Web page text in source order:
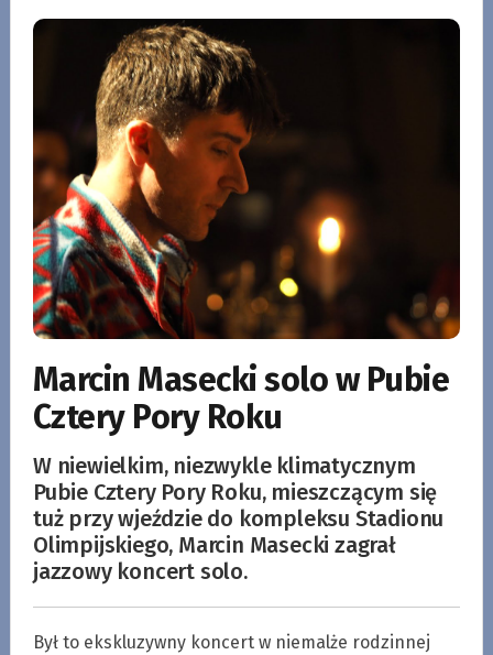
Marcin Masecki solo w Pubie
Cztery Pory Roku
W niewielkim, niezwykle klimatycznym
Pubie Cztery Pory Roku, mieszczącym się
tuż przy wjeździe do kompleksu Stadionu
Olimpijskiego, Marcin Masecki zagrał
jazzowy koncert solo.
Był to ekskluzywny koncert w niemalże rodzinnej